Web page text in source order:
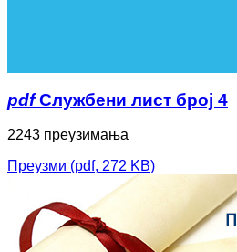
pdf Службени лист број 4
2243 преузимања
Преузми (pdf, 272 KB)